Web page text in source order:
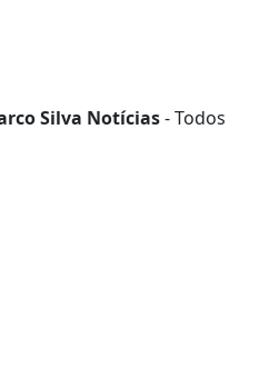
Silva Notícias- Todos